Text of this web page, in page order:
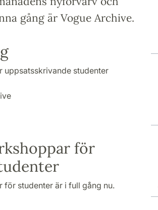
gång är Vogue Archive.
studenter
för
för studenter är i full gång nu.